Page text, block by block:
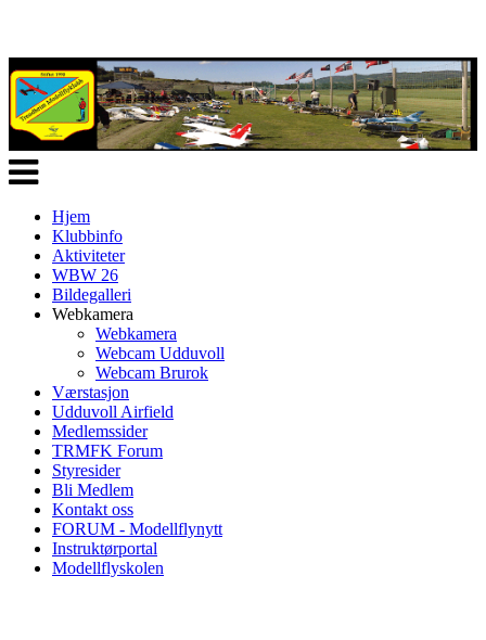
Veksle
navigasjon
Hjem
Klubbinfo
Aktiviteter
WBW 26
Bildegalleri
Webkamera
Webkamera
Webcam Udduvoll
Webcam Brurok
Værstasjon
Udduvoll Airfield
Medlemssider
TRMFK Forum
Styresider
Bli Medlem
Kontakt oss
FORUM - Modellflynytt
Instruktørportal
Modellflyskolen